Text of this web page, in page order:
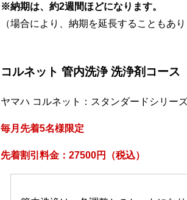
※納期は、約2週間ほどになります。
（場合により、納期を延長することもあり
コルネット 管内洗浄 洗浄剤コース
ヤマハ コルネット：スタンダードシリー
毎月先着5名様限定
先着割引料金：27500円（税込）